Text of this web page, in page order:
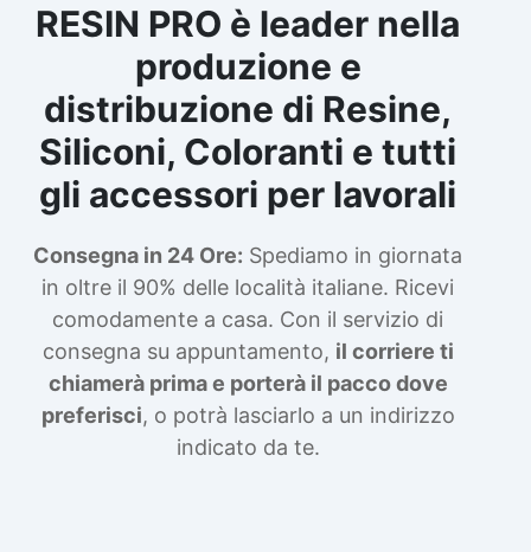
RESIN PRO è leader nella
produzione e
distribuzione di Resine,
Siliconi, Coloranti e tutti
gli accessori per lavorali
Consegna in 24 Ore: Spediamo in giornata
in oltre il 90% delle località italiane. Ricevi
comodamente a casa. Con il servizio di
consegna su appuntamento, il corriere ti
chiamerà prima e porterà il pacco dove
preferisci, o potrà lasciarlo a un indirizzo
indicato da te.